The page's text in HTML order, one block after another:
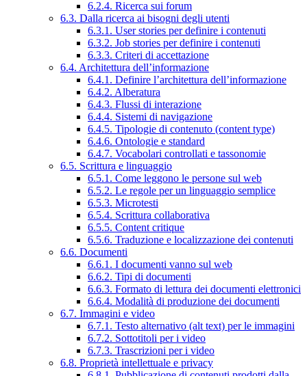
6.2.4. Ricerca sui forum
6.3. Dalla ricerca ai bisogni degli utenti
6.3.1. User stories per definire i contenuti
6.3.2. Job stories per definire i contenuti
6.3.3. Criteri di accettazione
6.4. Architettura dell’informazione
6.4.1. Definire l’architettura dell’informazione
6.4.2. Alberatura
6.4.3. Flussi di interazione
6.4.4. Sistemi di navigazione
6.4.5. Tipologie di contenuto (content type)
6.4.6. Ontologie e standard
6.4.7. Vocabolari controllati e tassonomie
6.5. Scrittura e linguaggio
6.5.1. Come leggono le persone sul web
6.5.2. Le regole per un linguaggio semplice
6.5.3. Microtesti
6.5.4. Scrittura collaborativa
6.5.5. Content critique
6.5.6. Traduzione e localizzazione dei contenuti
6.6. Documenti
6.6.1. I documenti vanno sul web
6.6.2. Tipi di documenti
6.6.3. Formato di lettura dei documenti elettronici
6.6.4. Modalità di produzione dei documenti
6.7. Immagini e video
6.7.1. Testo alternativo (alt text) per le immagini
6.7.2. Sottotitoli per i video
6.7.3. Trascrizioni per i video
6.8. Proprietà intellettuale e privacy